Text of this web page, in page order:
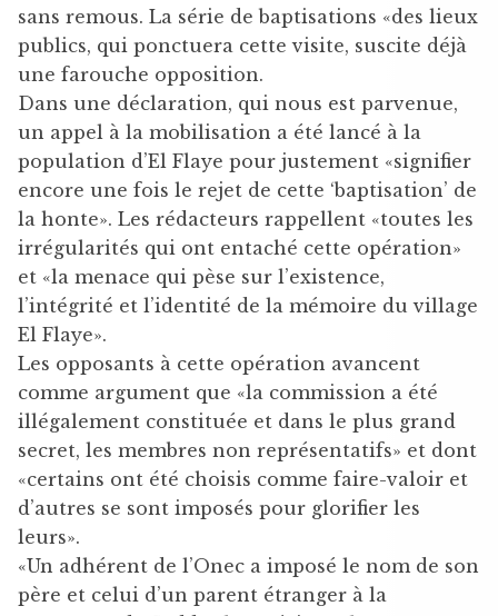
sans remous. La série de baptisations «des lieux
publics, qui ponctuera cette visite, suscite déjà
une farouche opposition.
Dans une déclaration, qui nous est parvenue,
un appel à la mobilisation a été lancé à la
population d’El Flaye pour justement «signifier
encore une fois le rejet de cette ‘baptisation’ de
la honte». Les rédacteurs rappellent «toutes les
irrégularités qui ont entaché cette opération»
et «la menace qui pèse sur l’existence,
l’intégrité et l’identité de la mémoire du village
El Flaye».
Les opposants à cette opération avancent
comme argument que «la commission a été
illégalement constituée et dans le plus grand
secret, les membres non représentatifs» et dont
«certains ont été choisis comme faire-valoir et
d’autres se sont imposés pour glorifier les
leurs».
«Un adhérent de l’Onec a imposé le nom de son
père et celui d’un parent étranger à la